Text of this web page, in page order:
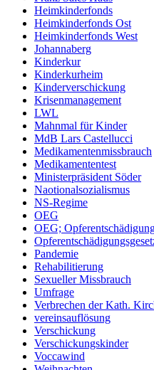
Heimkinderfonds
Heimkinderfonds Ost
Heimkinderfonds West
Johannaberg
Kinderkur
Kinderkurheim
Kinderverschickung
Krisenmanagement
LWL
Mahnmal für Kinder
MdB Lars Castellucci
Medikamentenmissbrauch
Medikamententest
Ministerpräsident Söder
Naotionalsozialismus
NS-Regime
OEG
OEG;
Pandemie
Rehabilitierung
Sexueller Missbrauch
Umfrage
Verbrechen der Kath.
vereinsauflösung
Verschickung
Verschickungskinder
Voccawind